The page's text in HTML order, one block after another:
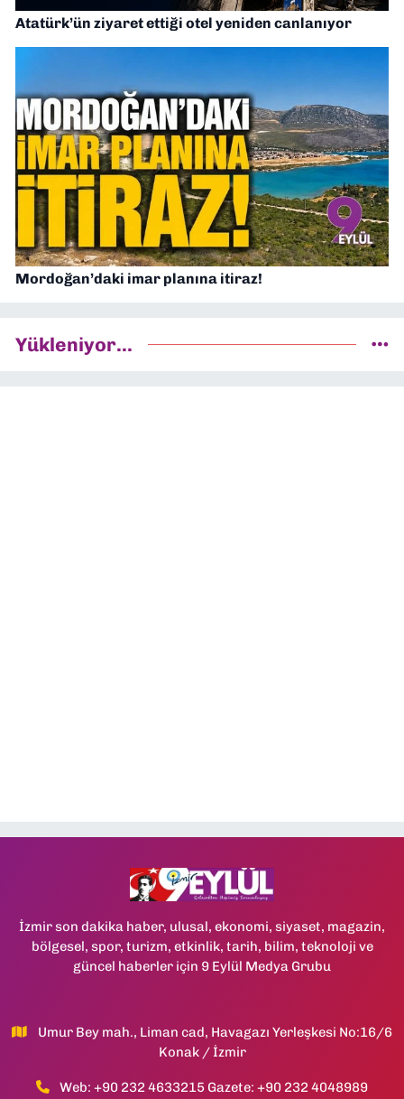
Atatürk’ün ziyaret ettiği otel yeniden canlanıyor
Mordoğan’daki imar planına itiraz!
Yükleniyor...
İzmir son dakika haber, ulusal, ekonomi, siyaset, magazin,
bölgesel, spor, turizm, etkinlik, tarih, bilim, teknoloji ve
güncel haberler için 9 Eylül Medya Grubu
Umur Bey mah., Liman cad, Havagazı Yerleşkesi No:16/6
Konak / İzmir
Web: +90 232 4633215 Gazete: +90 232 4048989